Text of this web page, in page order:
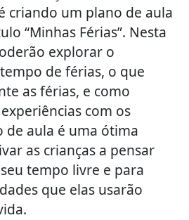
criando um plano de aula
“Minhas Férias”. Nesta
explorar o
de férias, o que
as férias, e como
com os
de aula é uma ótima
as crianças a pensar
tempo livre e para
que elas usarão